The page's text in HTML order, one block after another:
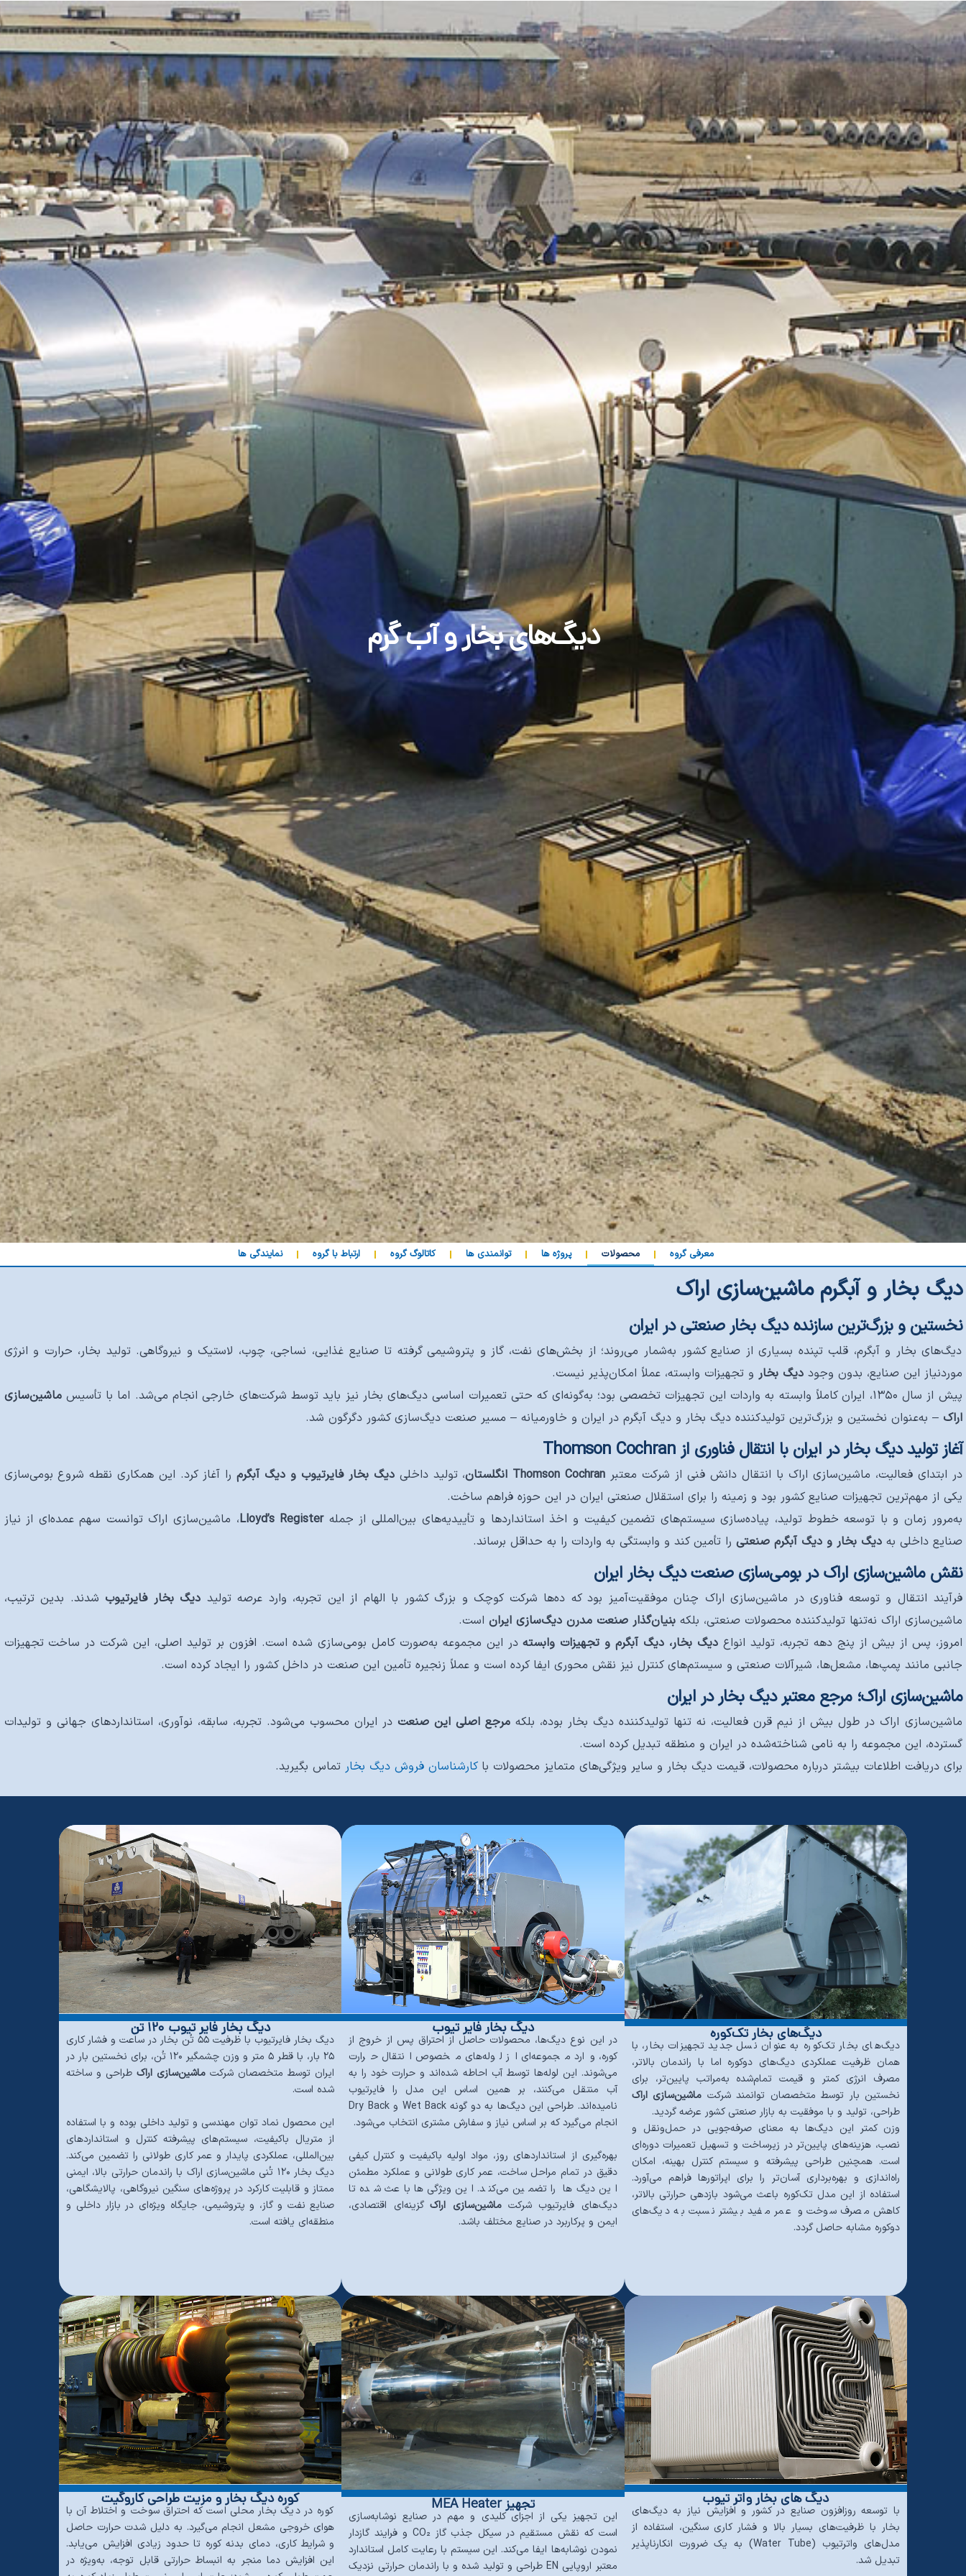
پرش
محتوا
صفحه اصلی محصولات گروه های تولیدی پروژه ها تضمین کیفیت ارتباط با ما پرتال سازمانی
دیگ‌های بخار و آب گرم
معرفی گروه محصولات پروژه ها توانمندی ها کاتالوگ گروه ارتباط با گروه نمایندگی ها
دیگ بخار و آبگرم ماشین‌سازی اراک
نخستین و بزرگ‌ترین سازنده دیگ بخار صنعتی در ایران
دیگ‌های بخار و آبگرم، قلب تپنده بسیاری از صنایع کشور به‌شمار می‌روند؛ از بخش‌های نفت، گاز و پتروشیمی گرفته تا صنایع غذایی، نساجی، چوب، لاستیک و نیروگاهی. تولید بخار، حرارت و انرژی
موردنیاز این صنایع، بدون وجوددیگ بخار و تجهیزات وابسته، عملاً امکان‌پذیر نیست.
پیش از سال ۱۳۵۰، ایران کاملاً وابسته به واردات این تجهیزات تخصصی بود؛ به‌گونه‌ای که حتی تعمیرات اساسی دیگ‌های بخار نیز باید توسط شرکت‌های خارجی انجام می‌شد. اما با تأسیس
ماشین‌سازی
اراک – به‌عنوان نخستین و بزرگ‌ترین تولیدکننده دیگ بخار و دیگ آبگرم در ایران و خاورمیانه – مسیر صنعت دیگ‌سازی کشور دگرگون شد.
آغاز تولید دیگ بخار در ایران با انتقال فناوری از Thomson Cochran
در ابتدای فعالیت، ماشین‌سازی اراک با انتقال دانش فنی از شرکت معتبر Thomson Cochran انگلستان ، تولید داخلیدیگ بخار فایرتیوب و دیگ آبگرم را آغاز کرد. این همکاری نقطه شروع بومی‌سازی
یکی از مهم‌ترین تجهیزات صنایع کشور بود و زمینه را برای استقلال صنعتی ایران در این حوزه فراهم ساخت.
به‌مرور زمان و با توسعه خطوط تولید، پیاده‌سازی سیستم‌های تضمین کیفیت و اخذ استانداردها و تأییدیه‌های بین‌المللی از جملهLloyd’s Register، ماشین‌سازی اراک توانست سهم عمده‌ای از نیاز
صنایع داخلی بهدیگ بخار و دیگ آبگرم صنعتی را تأمین کند و وابستگی به واردات را به حداقل برساند.
نقش ماشین‌سازی اراک در بومی‌سازی صنعت دیگ بخار ایران
فرآیند انتقال و توسعه فناوری در ماشین‌سازی اراک چنان موفقیت‌آمیز بود که ده‌ها شرکت کوچک و بزرگ کشور با الهام از این تجربه، وارد عرصه تولید دیگ بخار فایرتیوب شدند. بدین ترتیب،
ماشین‌سازی اراک نه‌تنها تولیدکننده محصولات صنعتی، بلکهبنیان‌گذار صنعت مدرن دیگ‌سازی ایران است.
امروز، پس از بیش از پنج دهه تجربه، تولید انواع دیگ بخار، دیگ آبگرم و تجهیزات وابستهدر این مجموعه به‌صورت کامل بومی‌سازی شده است. افزون بر تولید اصلی، این شرکت در ساخت تجهیزات
جانبی مانند پمپ‌ها، مشعل‌ها، شیرآلات صنعتی و سیستم‌های کنترل نیز نقش محوری ایفا کرده است و عملاً زنجیره تأمین این صنعت در داخل کشور را ایجاد کرده است.
ماشین‌سازی اراک؛ مرجع معتبر دیگ بخار در ایران
ماشین‌سازی اراک در طول بیش از نیم قرن فعالیت، نه تنها تولیدکننده دیگ بخار بوده، بلکهمرجع اصلی این صنعت در ایران محسوب می‌شود. تجربه، سابقه، نوآوری، استانداردهای جهانی و تولیدات
گسترده، این مجموعه را به نامی شناخته‌شده در ایران و منطقه تبدیل کرده است.
برای دریافت اطلاعات بیشتر درباره محصولات، قیمت دیگ بخار و سایر ویژگی‌های متمایز محصولات باکارشناسان فروش دیگ بخار تماس بگیرید.
دیگ‌های بخار تک‌کوره
دیگ‌های بخار تک‌کوره به عنوان نسل جدید تجهیزات بخار، با
همان ظرفیت عملکردی دیگ‌های دوکوره اما با راندمان بالاتر،
مصرف انرژی کمتر و قیمت تمام‌شده به‌مراتب پایین‌تر، برای
نخستین بار توسط متخصصان توانمند شرکت ماشین‌سازی اراک
طراحی، تولید و با موفقیت به بازار صنعتی کشور عرضه گردید.
وزن کمتر این دیگ‌ها به معنای صرفه‌جویی در حمل‌ونقل و
نصب، هزینه‌های پایین‌تر در زیرساخت و تسهیل تعمیرات دوره‌ای
است. همچنین طراحی پیشرفته و سیستم کنترل بهینه، امکان
راه‌اندازی و بهره‌برداری آسان‌تر را برای اپراتورها فراهم می‌آورد.
استفاده از این مدل تک‌کوره باعث می‌شود بازدهی حرارتی بالاتر،
کاهش مصرف سوخت و عمر مفید بیشتر نسبت به دیگ‌های
دوکوره مشابه حاصل گردد.
دیگ بخار فایر تیوب
در این نوع دیگ‌ها، محصولات حاصل از احتراق پس از خروج از
کوره، وارد مجموعه‌ای از لوله‌های مخصوص انتقال حرارت
می‌شوند. این لوله‌ها توسط آب احاطه شده‌اند و حرارت خود را به
آب منتقل می‌کنند، بر همین اساس این مدل را فایرتیوب
نامیده‌اند. طراحی این دیگ‌ها به دو گونه Wet Back و Dry Back
انجام می‌گیرد که بر اساس نیاز و سفارش مشتری انتخاب می‌شود.
بهره‌گیری از استانداردهای روز، مواد اولیه باکیفیت و کنترل کیفی
دقیق در تمام مراحل ساخت، عمر کاری طولانی و عملکرد مطمئن
این دیگ‌ها را تضمین می‌کند. این ویژگی‌ها باعث شده تا
دیگ‌های فایرتیوب شرکتماشین‌سازی اراکگزینه‌ای اقتصادی،
ایمن و پرکاربرد در صنایع مختلف باشد.
دیگ بخار فایر تیوب ۱۲۰ تن
دیگ بخار فایرتیوب با ظرفیت ۵۵ تُن بخار در ساعت و فشار کاری
۲۵ بار، با قطر ۵ متر و وزن چشمگیر ۱۲۰ تُن، برای نخستین بار در
ایران توسط متخصصان شرکت ماشین‌سازی اراکطراحی و ساخته
شده است.
این محصول نماد توان مهندسی و تولید داخلی بوده و با استفاده
از متریال باکیفیت، سیستم‌های پیشرفته کنترل و استانداردهای
بین‌المللی، عملکردی پایدار و عمر کاری طولانی را تضمین می‌کند.
دیگ بخار ۱۲۰ تُنی ماشین‌سازی اراک با راندمان حرارتی بالا، ایمنی
ممتاز و قابلیت کارکرد در پروژه‌های سنگین نیروگاهی، پالایشگاهی،
صنایع نفت و گاز، و پتروشیمی، جایگاه ویژه‌ای در بازار داخلی و
منطقه‌ای یافته است.
دیگ های بخار واتر تیوب
با توسعه روزافزون صنایع در کشور و افزایش نیاز به دیگ‌های
بخار با ظرفیت‌های بسیار بالا و فشار کاری سنگین، استفاده از
مدل‌های واترتیوب (Water Tube) به یک ضرورت انکارناپذیر
تبدیل شد.
تجهیز MEA Heater
این تجهیز یکی از اجزای کلیدی و مهم در صنایع نوشابه‌سازی
است که نقش مستقیم در سیکل جذب گاز CO₂ و فرایند گازدار
نمودن نوشابه‌ها ایفا می‌کند. این سیستم با رعایت کامل استاندارد
معتبر اروپایی EN طراحی و تولید شده و با راندمان حرارتی نزدیک
کوره دیگ بخار و مزیت طراحی کاروگیت
کوره در دیگ بخار محلی است که احتراق سوخت و اختلاط آن با
هوای خروجی مشعل انجام می‌گیرد. به دلیل شدت حرارت حاصل
و شرایط کاری، دمای بدنه کوره تا حدود زیادی افزایش می‌یابد.
این افزایش دما منجر به انبساط حرارتی قابل توجه، به‌ویژه در